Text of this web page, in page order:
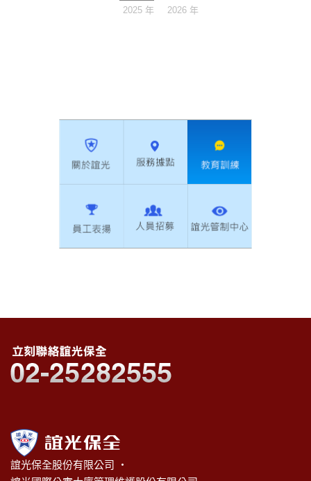
2025 年
2026 年
誼光保全股份有限公司 ‧